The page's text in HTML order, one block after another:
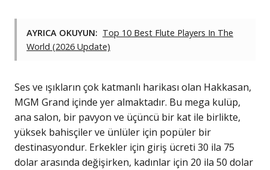
AYRICA OKUYUN: Top 10 Best Flute Players In The
World (2026 Update)
Ses ve ışıkların çok katmanlı harikası olan Hakkasan,
MGM Grand içinde yer almaktadır. Bu mega kulüp,
ana salon, bir pavyon ve üçüncü bir kat ile birlikte,
yüksek bahisçiler ve ünlüler için popüler bir
destinasyondur. Erkekler için giriş ücreti 30 ila 75
dolar arasında değişirken, kadınlar için 20 ila 50 dolar